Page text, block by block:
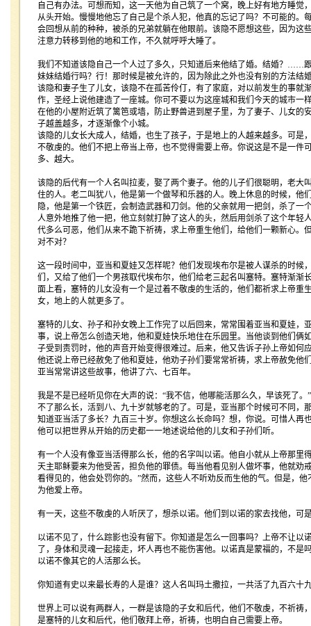
自己有办法。可想而知，这一天他为自己筑了一个窝，晚上好有地方睡觉
从头开始。慢慢地他忘了自己是个杀人犯，他真的忘记了吗？不可能的。
会回想从前的种种，被杀的兄弟就躺在他眼前。该隐不愿想这些，因为这
注意力转移到他的地和工作，不久就呼呼大睡了。
我们不知道该隐自己一个人过了多久，只知道后来他结了婚。结婚？ ……
妹妹结婚行吗？行！那时候是被允许的，因为除此之外也没有别的方法结
该隐和妻子生了儿女，该隐不在孤苦伶仃，有了家庭，对以前发生的事就
作，圣经上说他建造了一座城。你可不要以为这座城和我们今天的城市一
在他的小屋附近筑了篱笆或墙，防止野兽进到屋子里，为了妻子、儿女的
子越盖越多，才逐渐像个小城。
该隐的儿女长大成人，结婚，也生了孩子，于是地上的人越来越多。可是
不敬虔的。他们不把上帝当上帝，也不觉得需要上帝。你说这是不是一件
多、越大。
该隐的后代有一个人名叫拉麦，娶了两个妻子。他的儿子们很聪明，老大
住的人。老二叫犹八，他是第一个做琴和乐器的人。晚上休息的时候，他
隐，他是第一个铁匠，会制造武器和刀剑。他的父亲就用一把剑，杀了一
人意外地推了他一把，他立刻就打肿了这人的头，然后用剑杀了这个年轻
代多么可恶，他们从来不跪下祈祷，求上帝重生他们，给他们一颗新心。
对不对？
这一段时间中，亚当和夏娃又怎样呢？他们发现埃布尔是被人谋杀的时候
们，又给了他们一个男孩取代埃布尔，他们给老三起名叫塞特。塞特渐渐
面上看，塞特的儿女没有一个是过着不敬虔的生活的，他们都祈求上帝重
女，地上的人就更多了。
塞特的儿女、孙子和孙女晚上工作完了以后回来，常常围着亚当和夏娃，
事，说上帝怎么创造天地，他和夏娃快乐地住在乐园里。当他谈到他们俩
子受到责罚时，他的声音开始变得很难过。后来，他又告诉子孙上帝如何
他还说上帝已经赦免了他和夏娃，他劝子孙们要常常祈祷，求上帝赦免他
亚当常常讲这些故事，他讲了六、七百年。
我是不是已经听见你在大声的说： “我不信，他哪能活那么久，早该死了。 ”
不了那么长，活到八、九十岁就够老的了。可是，亚当那个时候可不同，
知道亚当活了多长？九百三十岁。你想这么长命吗？想，你说。可惜人再
他可以把世界从开始的历史都一一地述说给他的儿女和子孙们听。
有一个人没有像亚当活得那么长，他的名字叫以诺。他自小就从上帝那里
天主耶稣要来为他受苦，担负他的罪债。每当他看见别人做坏事，他就劝
看得见的，他会处罚你的。 ”然而，这些人不听劝反而生他的气。但是，
为他爱上帝。
有一天，这些不敬虔的人听厌了，想杀以诺。他们到以诺的家去找他，可
以诺不见了，什么踪影也没有留下。你知道是怎么一回事吗？上帝不让以
了，身体和灵魂一起接走，坏人再也不能伤害他。以诺真是蒙福的，不是
以诺不像其它的人活那么长。
你知道有史以来最长寿的人是谁？这人名叫玛土撒拉，一共活了九百六十
世界上可以说有两群人，一群是该隐的子女和后代，他们不敬虔，不祈祷
是塞特的儿女和后代，他们敬拜上帝，祈祷，也明白自己需要上帝。